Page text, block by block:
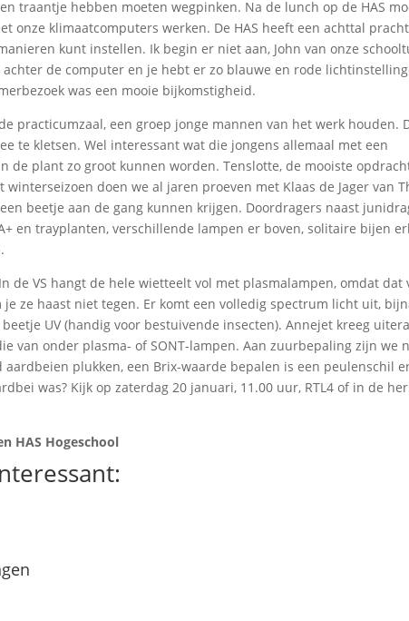
traantje hebben moeten wegpinken. Na de lunch op de HAS
onze klimaatcomputers werken. De HAS heeft een achttal
kunt instellen. Ik begin er niet aan, John van onze
de computer en je hebt er zo blauwe en rode
was een mooie bijkomstigheid.
practicumzaal, een groep jonge mannen van het werk houden.
te kletsen. Wel interessant wat die jongens allemaal met een
de plant zo groot kunnen worden. Tenslotte, de mooiste
doen we al jaren proeven met Klaas de Jager van
beetje aan de gang kunnen krijgen. Doordragers naast
en trayplanten, verschillende lampen er boven, solitaire bijen
de VS hangt de hele wietteelt vol met plasmalampen, omdat dat
ze haast niet tegen. Er komt een volledig spectrum licht uit,
UV (handig voor bestuivende insecten). Annejet kreeg
van onder plasma- of SONT-lampen. Aan zuurbepaling zijn we
plukken, een Brix-waarde bepalen is een peulenschil
was? Kijk op zaterdag 20 januari, 11.00 uur, RTL4 of in de
HAS Hogeschool